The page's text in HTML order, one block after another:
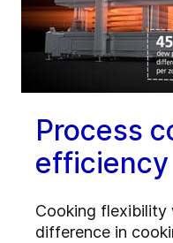
Process
efficiency
Cooking flexibility
difference in